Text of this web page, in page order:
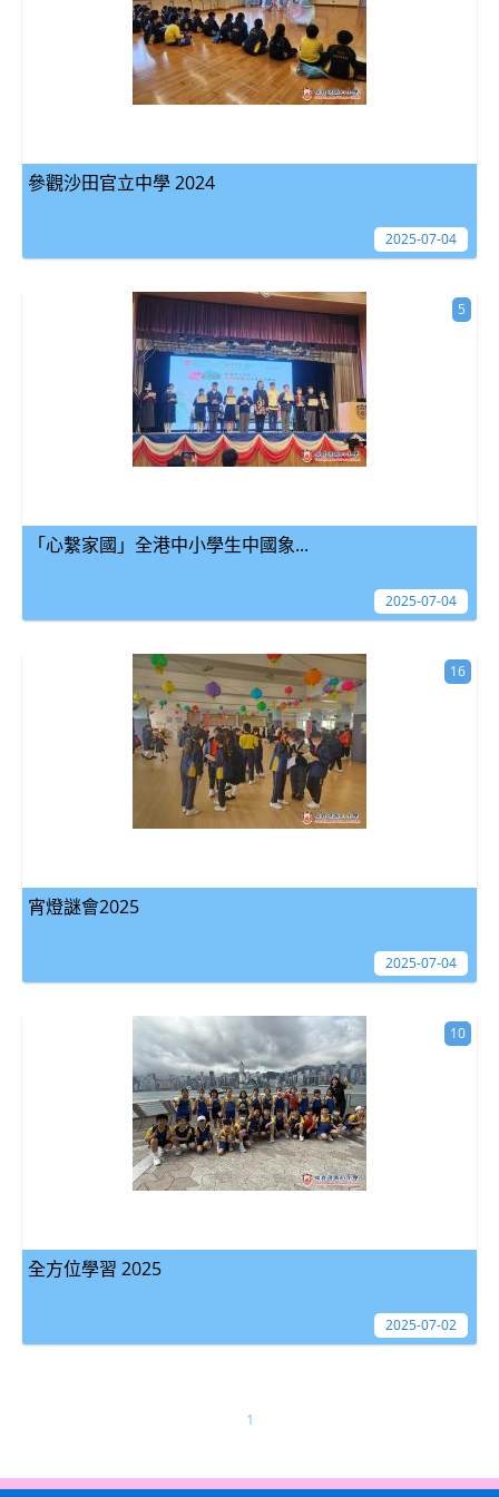
參觀沙田官立中學 2024
2025-07-04
「心繫家國」全港中小學生中國象...
5
2025-07-04
宵燈謎會2025
16
2025-07-04
全方位學習 2025
10
2025-07-02
1